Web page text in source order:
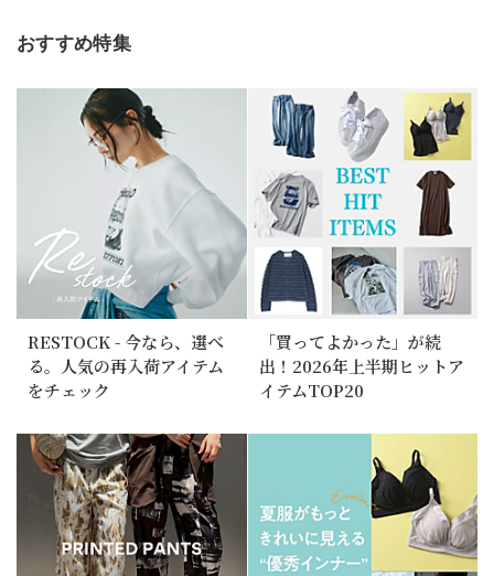
おすすめ特集
RESTOCK - 今なら、選べ
る。人気の再入荷アイテム
をチェック
「買ってよかった」が続
出！2026年上半期ヒットア
イテムTOP20